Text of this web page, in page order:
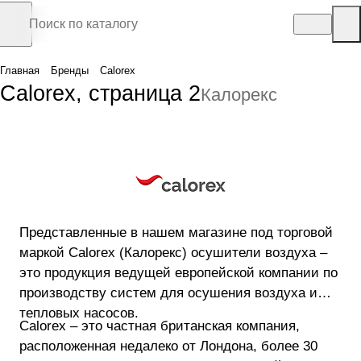
Главная Бренды Calorex
Calorex, страница 2Калорекс
Представленные в нашем магазине под торговой
маркой Calorex (Калорекс) осушители воздуха –
это продукция ведущей европейской компании по
производству систем для осушения воздуха и
тепловых насосов.
Calorex – это частная британская компания,
расположенная недалеко от Лондона, более 30